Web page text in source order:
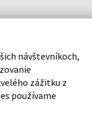
Citrus sa
tóny. Pre
v každom
návštevníkoch,
zážitku z
používame